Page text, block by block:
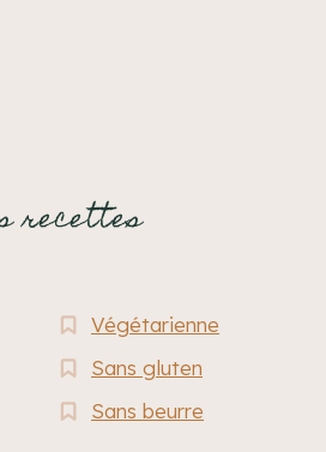
recettes
Végétarienne
Sans gluten
Sans beurre